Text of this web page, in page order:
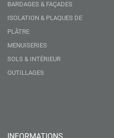
BARDAGES & FAÇADES
ISOLATION & PLAQUES DE
PLÂTRE
MENUISERIES
SOLS & INTÉRIEUR
OUTILLAGES